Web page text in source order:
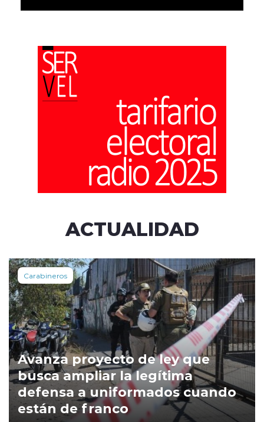
ACTUALIDAD
Carabineros
Avanza proyecto de ley que
busca ampliar la legítima
defensa a uniformados cuando
están de franco